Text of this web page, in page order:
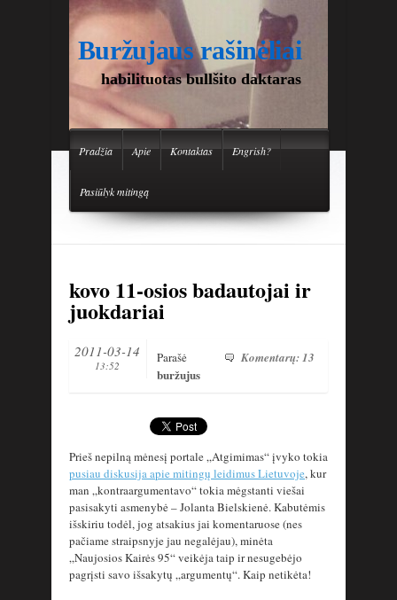
Buržujaus rašinėliai
habilituotas bullšito daktaras
Pradžia Apie Kontaktas Engrish?
Pasiūlyk mitingą
kovo 11-osios badautojai ir
juokdariai
2011-03-14
13:52
Komentarų: 13
Parašė
buržujus
Prieš nepilną mėnesį portale „Atgimimas“ įvyko tokia
pusiau diskusija apie mitingų leidimus Lietuvoje, kur
man „kontraargumentavo“ tokia mėgstanti viešai
pasisakyti asmenybė – Jolanta Bielskienė. Kabutėmis
išskiriu todėl, jog atsakius jai komentaruose (nes
pačiame straipsnyje jau negalėjau), minėta
„Naujosios Kairės 95“ veikėja taip ir nesugebėjo
pagrįsti savo išsakytų „argumentų“. Kaip netikėta!